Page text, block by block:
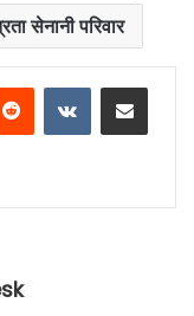
सेनानी परिवार
Reddit VKontakteShare via Email